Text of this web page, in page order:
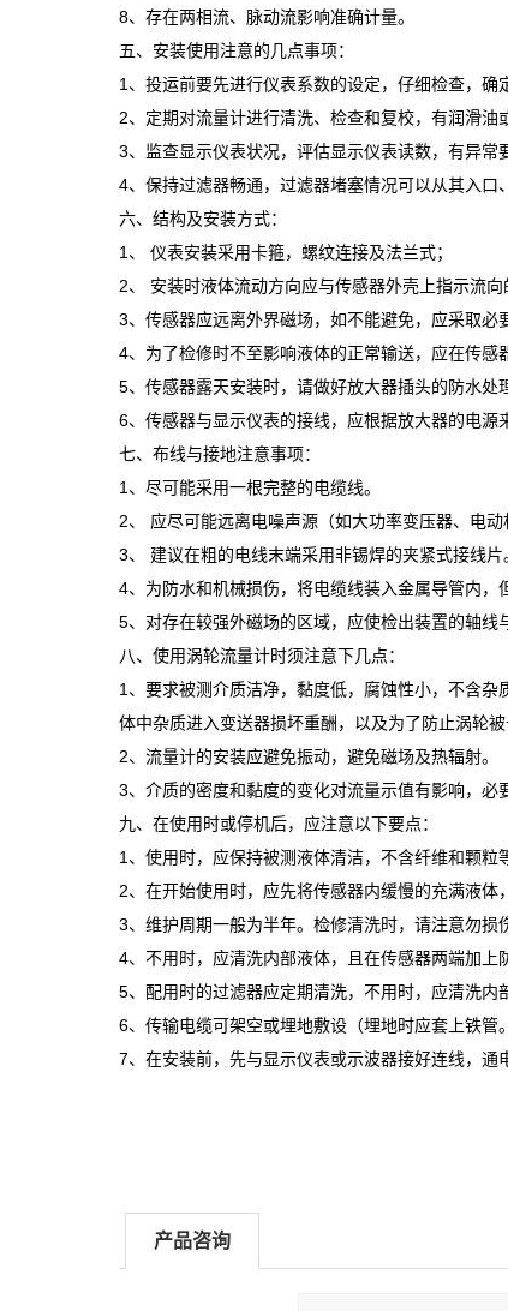
8、存在两相流、脉动流影响准确计量。
五、安装使用注意的几点事项：
1、投运前要先进行仪表系数的设定，仔细检查，确
2、定期对流量计进行清洗、检查和复校，有润滑油
3、监查显示仪表状况，评估显示仪表读数，有异常
4、保持过滤器畅通，过滤器堵塞情况可以从其入口
六、结构及安装方式：
1、 仪表安装采用卡箍，螺纹连接及法兰式；
2、 安装时液体流动方向应与传感器外壳上指示流
3、传感器应远离外界磁场，如不能避免，应采取必
4、为了检修时不至影响液体的正常输送，应在传感
5、传感器露天安装时，请做好放大器插头的防水处
6、传感器与显示仪表的接线，应根据放大器的电源
七、布线与接地注意事项：
1、尽可能采用一根完整的电缆线。
2、 应尽可能远离电噪声源（如大功率变压器、电
3、 建议在粗的电线末端采用非锡焊的夹紧式接线片
4、为防水和机械损伤，将电缆线装入金属导管内，
5、对存在较强外磁场的区域，应使检出装置的轴
八、使用涡轮流量计时须注意下几点：
1、要求被测介质洁净，黏度低，腐蚀性小，不含
体中杂质进入变送器损坏重酬，以及为了防止涡轮被
2、流量计的安装应避免振动，避免磁场及热辐射。
3、介质的密度和黏度的变化对流量示值有影响，必
九、在使用时或停机后，应注意以下要点：
1、使用时，应保持被测液体清洁，不含纤维和颗粒
2、在开始使用时，应先将传感器内缓慢的充满液体
3、维护周期一般为半年。检修清洗时，请注意勿
4、不用时，应清洗内部液体，且在传感器两端加
5、配用时的过滤器应定期清洗，不用时，应清洗内
6、传输电缆可架空或埋地敷设（埋地时应套上铁管
7、在安装前，先与显示仪表或示波器接好连线，通
产品咨询